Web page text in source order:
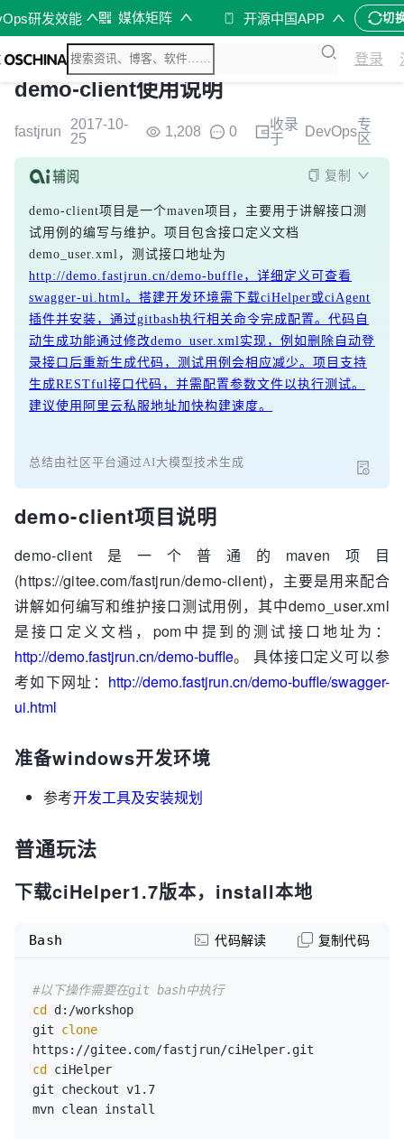
研发效能 媒体矩阵 开源中国APP 切
登录
demo-client使用说明
fastjrun
2017-10-
25
1,208 0
收录
于
DevOps专
区
复制
demo-client项目是一个maven项目，主要用于讲解接口测
试用例的编写与维护。项目包含接口定义文档
demo_user.xml，测试接口地址为
http://demo.fastjrun.cn/demo-buffle，详细定义可查看
swagger-ui.html。搭建开发环境需下载ciHelper或ciAgent
插件并安装，通过gitbash执行相关命令完成配置。代码自
动生成功能通过修改demo_user.xml实现，例如删除自动登
录接口后重新生成代码，测试用例会相应减少。项目支持
生成RESTful接口代码，并需配置参数文件以执行测试。
建议使用阿里云私服地址加快构建速度。
总结由社区平台通过AI大模型技术生成
demo-client项目说明
demo-client是一个普通的maven项目
(https://gitee.com/fastjrun/demo-client)，主要是用来配合
讲解如何编写和维护接口测试用例，其中demo_user.xml
是接口定义文档，pom中提到的测试接口地址为：
http://demo.fastjrun.cn/demo-buffle。 具体接口定义可以参
考如下网址： http://demo.fastjrun.cn/demo-buffle/swagger-
ui.html
准备windows开发环境
参考开发工具及安装规划
普通玩法
下载ciHelper1.7版本，install本地
#以下操作需要在git bash中执行
cd
d:/workshop
git clone
cd
ciHelper
git checkout v1.7
Bash 代码解读 复制代码